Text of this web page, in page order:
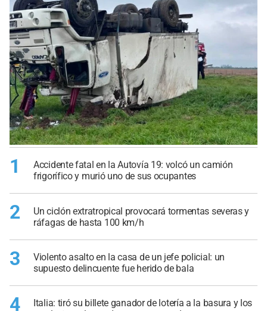
1
Accidente fatal en la Autovía 19: volcó un camión
frigorífico y murió uno de sus ocupantes
2
Un ciclón extratropical provocará tormentas severas y
ráfagas de hasta 100 km/h
3
Violento asalto en la casa de un jefe policial: un
supuesto delincuente fue herido de bala
4
Italia: tiró su billete ganador de lotería a la basura y los